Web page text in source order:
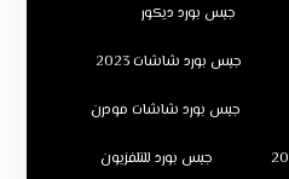
جبس بورد ديكور
جبس بورد شاشات 2023
جبس بورد شاشات مودرن
جبس بورد للتلفزيون